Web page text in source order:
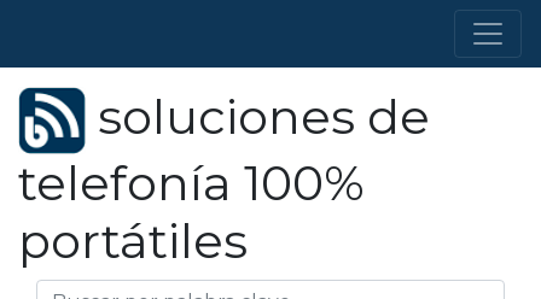
soluciones de
telefonía 100%
portátiles